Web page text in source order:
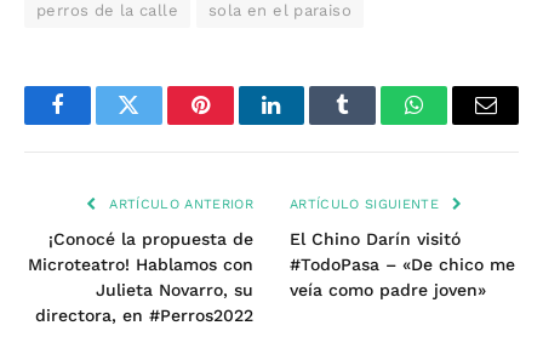
perros de la calle sola en el paraiso
FacebookTwitter PinterestLinkedInTumblr WhatsAppEmail
ARTÍCULO ANTERIOR
¡Conocé la propuesta de
Microteatro! Hablamos con
Julieta Novarro, su
directora, en #Perros2022
ARTÍCULO SIGUIENTE
El Chino Darín visitó
#TodoPasa – «De chico me
veía como padre joven»